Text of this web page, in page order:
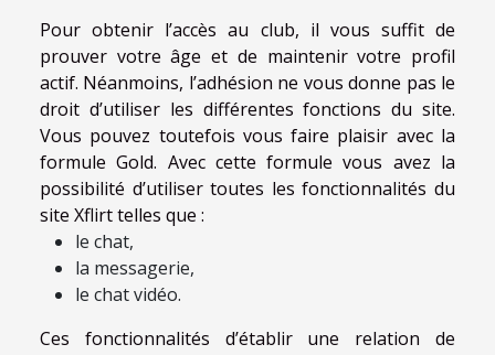
Pour obtenir l’accès au club, il vous suffit de
prouver votre âge et de maintenir votre profil
actif. Néanmoins, l’adhésion ne vous donne pas le
droit d’utiliser les différentes fonctions du site.
Vous pouvez toutefois vous faire plaisir avec la
formule Gold. Avec cette formule vous avez la
possibilité d’utiliser toutes les fonctionnalités du
site Xflirt telles que :
le chat,
la messagerie,
le chat vidéo.
Ces fonctionnalités d’établir une relation de